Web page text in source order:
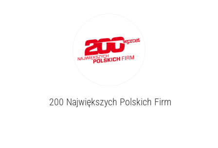
200 Największych Polskich Firm